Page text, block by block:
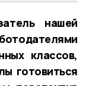
нашей
классов,
готовиться